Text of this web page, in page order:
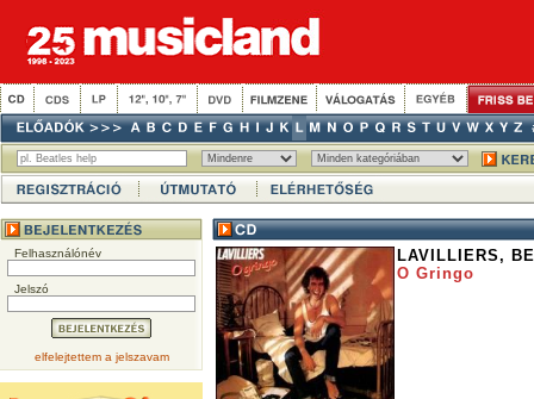
Felhasználónév
Jelszó
elfelejtettem a jelszavam
LAVILLIERS,
O Gringo